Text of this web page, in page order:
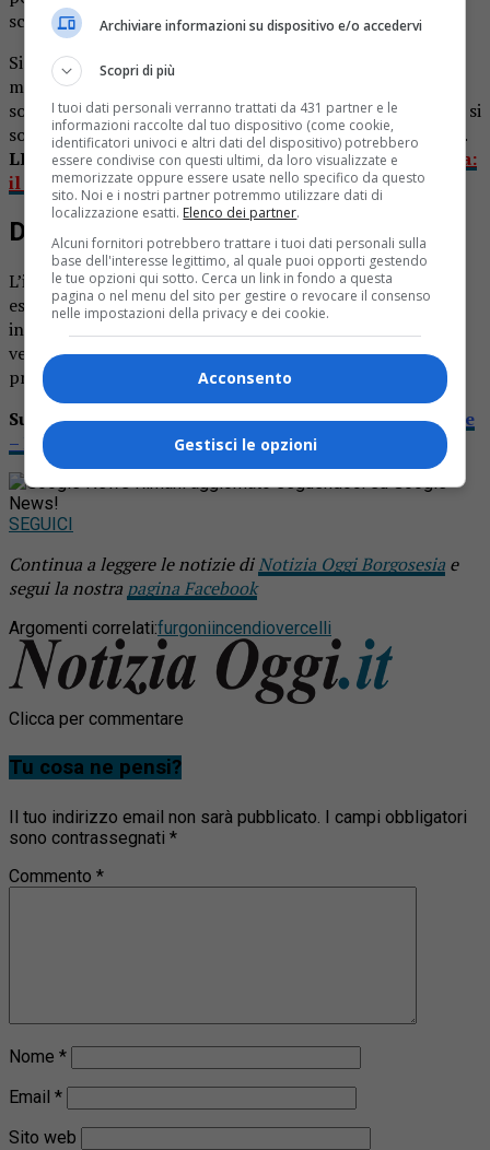
scooter.
Si è trattato di un rogo notevole, sulle cui cause al
momento non ci sono ancora notizie ufficiali: ma il
sospetto che si tratti di un gesto doloso è forte. Sul posto si
sono recati anche polizia e carabinieri per i rilievi del caso.
LEGGI ANCHE:Auto in fiamme nelle notte a Valdilana:
il rogo è doloso
Danni importanti ai mezzi coinvolti
L’intervento dei vigili del foco ha permesso la completa
estinzione delle fiamme e la messa in sicurezza dell’area
interessata. Non sono stati segnalati feriti, ma i danni ai
veicoli sono notevoli: furgoni e scooter sono andati
pressoché distrutti.
Su Prima Vercelli leggi“A fuoco tre furgoni nella notte
– IL VIDEO”
Rimani aggiornato seguendoci su Google
News!
SEGUICI
Continua a leggere le notizie diNotizia Oggi Borgosesia e
segui la nostra pagina Facebook
Argomenti correlati:furgoniincendiovercelli
Clicca per commentare
Tu cosa ne pensi?
Il tuo indirizzo email non sarà pubblicato.
I campi obbligatori
sono contrassegnati *
Commento *
Nome *
Email *
Sito web
Archiviare informazioni su dispositivo e/o accedervi
Scopri di più
I tuoi dati personali verranno trattati da 431 partner e le
informazioni raccolte dal tuo dispositivo (come cookie,
identificatori univoci e altri dati del dispositivo) potrebbero
essere condivise con questi ultimi, da loro visualizzate e
memorizzate oppure essere usate nello specifico da questo
sito. Noi e i nostri partner potremmo utilizzare dati di
localizzazione esatti. Elenco dei partner.
Alcuni fornitori potrebbero trattare i tuoi dati personali sulla
base dell'interesse legittimo, al quale puoi opporti gestendo
le tue opzioni qui sotto. Cerca un link in fondo a questa
pagina o nel menu del sito per gestire o revocare il consenso
nelle impostazioni della privacy e dei cookie.
Acconsento
Gestisci le opzioni